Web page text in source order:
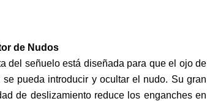
de Nudos
del señuelo está diseñada para que el ojo de
se pueda introducir y ocultar el nudo. Su gran
de deslizamiento reduce los enganches en